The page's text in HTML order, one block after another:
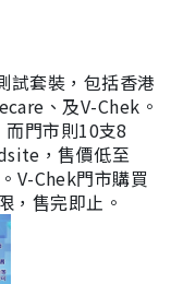
試套裝，包括香港
、及V-Chek。
門市則10支8
，售價低至
V-Chek門市購買
，售完即止。